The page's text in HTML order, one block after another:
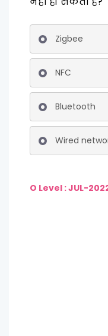
Zigbee
NFC
Bluetooth
Wired
O Level : JUL-